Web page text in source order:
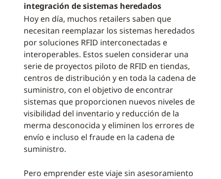
integración de sistemas heredados
Hoy en día, muchos retailers saben que
necesitan reemplazar los sistemas heredados
por soluciones RFID interconectadas e
interoperables. Estos suelen considerar una
serie de proyectos piloto de RFID en tiendas,
centros de distribución y en toda la cadena de
suministro, con el objetivo de encontrar
sistemas que proporcionen nuevos niveles de
visibilidad del inventario y reducción de la
merma desconocida y eliminen los errores de
envío e incluso el fraude en la cadena de
suministro.
Pero emprender este viaje sin asesoramiento